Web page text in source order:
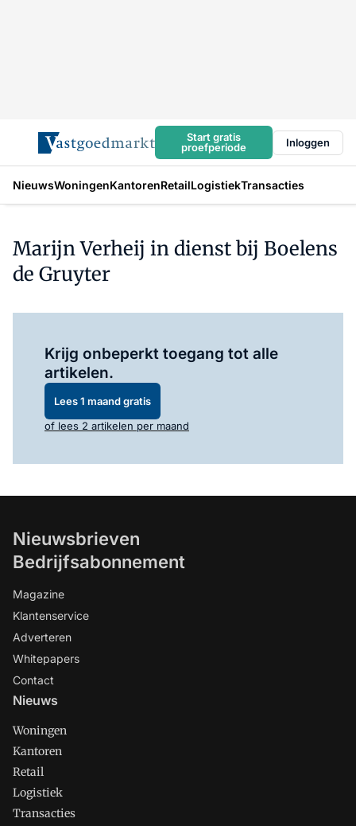
Start gratis
proefperiode
Inloggen
NieuwsWoningenKantorenRetailLogistiekTransacties
Marijn Verheij in dienst bij Boelens
de Gruyter
Krijg onbeperkt toegang tot alle
artikelen.
Lees 1 maand gratis
of lees 2 artikelen per maand
Nieuwsbrieven
Bedrijfsabonnement
Magazine
Klantenservice
Adverteren
Whitepapers
Contact
Nieuws
Woningen
Kantoren
Retail
Logistiek
Transacties